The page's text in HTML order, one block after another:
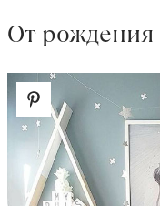
От рождения